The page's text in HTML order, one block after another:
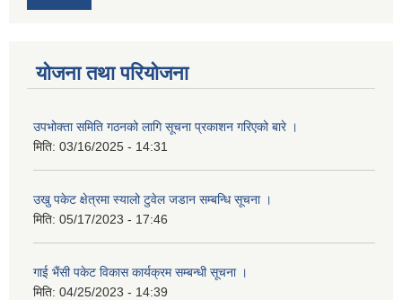
योजना तथा परियोजना
उपभोक्ता समिति गठनको लागि सूचना प्रकाशन गरिएको बारे ।
मिति: 03/16/2025 - 14:31
उखु पकेट क्षेत्रमा स्यालो टुवेल जडान सम्बन्धि सूचना ।
मिति: 05/17/2023 - 17:46
गाई भैंसी पकेट विकास कार्यक्रम सम्बन्धी सूचना ।
मिति: 04/25/2023 - 14:39